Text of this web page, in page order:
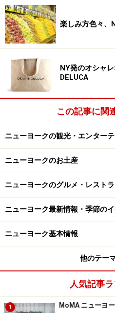
地上259メートルの高さの展
リアに分かれ、67，69，70
成されています。エレベータ
はロックフェラープラザを
こからエスカレーターで69
ンハッタンの東西南北の景色
128キロ先まで見通せます
長さ60メートルの70階の展
で上がり、360度のパノラマ
⇒次ページは｢オンライン事
プ・オブ・ザ・ロック・デー
※記事内容は執筆時点のものです
※海外を訪れる際には最新情報の
ホームページ」を確認するなど、
ださい。
1/2
楽しみ方色々、
NY発のオシャ
DELUCA
この記事に関
ニューヨークの観光・エンター
ニューヨークのお土産
ニューヨークのグルメ・レスト
ニューヨーク最新情報・季節の
ニューヨーク基本情報
他のテー
人気記事
1 MoMA ニューヨ